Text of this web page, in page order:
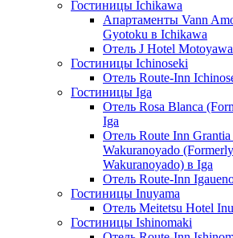
Гостиницы Ichikawa
Апартаменты Vann
Gyotoku в Ichikawa
Отель J Hotel
Гостиницы Ichinoseki
Отель Route-Inn
Гостиницы Iga
Отель Rosa Blanca
Iga
Отель Route Inn Grantia
Wakuranoyado
Wakuranoyado) в Iga
Отель Route-Inn
Гостиницы Inuyama
Отель Meitetsu Hotel
Гостиницы Ishinomaki